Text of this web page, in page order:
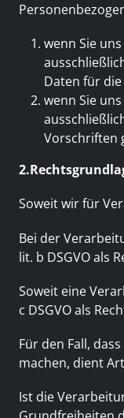
wenn Sie
Daten für
wenn Sie
Vorschriften
Soweit wir für
Bei der
lit. b DSGVO als
Soweit eine
c DSGVO als
Für den Fall,
machen, dient
Ist die